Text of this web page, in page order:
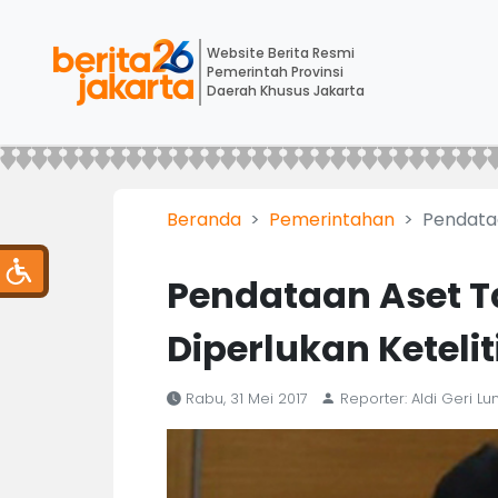
Website Berita Resmi
Pemerintah Provinsi
Daerah Khusus Jakarta
Beranda Pemerintahan
Pendataan Aset
Diperlukan
Rabu, 31 Mei 2017 Reporter: Aldi Geri